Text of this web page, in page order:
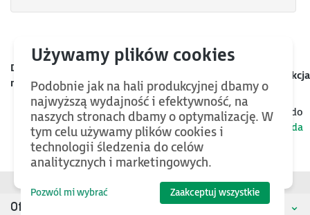
Data
mod.
Akcja
Jeśli chcesz znaleźć więcej plików oraz bazy wiedzy, wróć do
kategorii nadrzędnej
Astraada
Oferta
Podobnie jak na hali produkcyjnej dbamy o
najwyższą wydajność i efektywność, na
naszych stronach dbamy o optymalizację. W
tym celu używamy plików cookies i
technologii śledzenia do celów
analitycznych i marketingowych.
Pozwól mi wybrać Zaakceptuj wszystkie